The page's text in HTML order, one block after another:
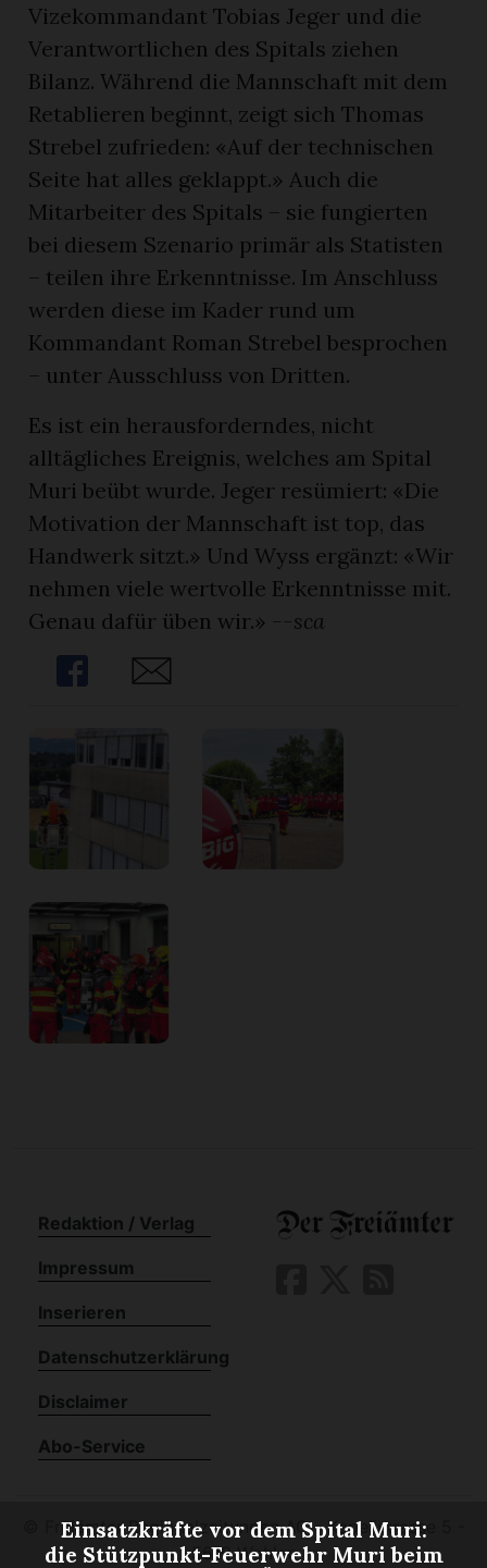
Vizekommandant Tobias Jeger und die
Verantwortlichen des Spitals ziehen
Bilanz. Während die Mannschaft mit dem
Retablieren beginnt, zeigt sich Thomas
Strebel zufrieden: «Auf der technischen
Seite hat alles geklappt.» Auch die
Mitarbeiter des Spitals – sie fungierten
bei diesem Szenario primär als Statisten
– teilen ihre Erkenntnisse. Im Anschluss
werden diese im Kader rund um
Kommandant Roman Strebel besprochen
– unter Ausschluss von Dritten.
Es ist ein herausforderndes, nicht
alltägliches Ereignis, welches am Spital
Muri beübt wurde. Jeger resümiert: «Die
Motivation der Mannschaft ist top, das
Handwerk sitzt.» Und Wyss ergänzt: «Wir
nehmen viele wertvolle Erkenntnisse mit.
Genau dafür üben wir.» --sca
Share
Share
Einsatzkräfte vor dem Spital Muri:
die Stützpunkt-Feuerwehr Muri beim
Redaktion / Verlag
Impressum
Inserieren
Datenschutzerklärung
Disclaimer
Abo-Service
Freiämter Regionalzeitungen AG - Kapellstrasse 5 -
5610 Wohlen